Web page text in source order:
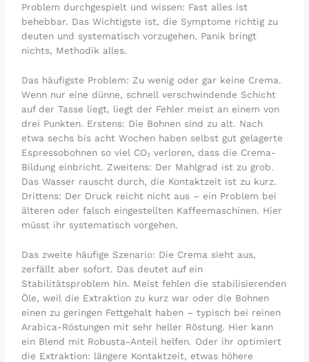
Problem durchgespielt und wissen: Fast alles ist
behebbar. Das Wichtigste ist, die Symptome richtig zu
deuten und systematisch vorzugehen. Panik bringt
nichts, Methodik alles.
Das häufigste Problem: Zu wenig oder gar keine Crema.
Wenn nur eine dünne, schnell verschwindende Schicht
auf der Tasse liegt, liegt der Fehler meist an einem von
drei Punkten. Erstens: Die Bohnen sind zu alt. Nach
etwa sechs bis acht Wochen haben selbst gut gelagerte
Espressobohnen so viel CO₂ verloren, dass die Crema-
Bildung einbricht. Zweitens: Der Mahlgrad ist zu grob.
Das Wasser rauscht durch, die Kontaktzeit ist zu kurz.
Drittens: Der Druck reicht nicht aus – ein Problem bei
älteren oder falsch eingestellten Kaffeemaschinen. Hier
müsst ihr systematisch vorgehen.
Das zweite häufige Szenario: Die Crema sieht aus,
zerfällt aber sofort. Das deutet auf ein
Stabilitätsproblem hin. Meist fehlen die stabilisierenden
Öle, weil die Extraktion zu kurz war oder die Bohnen
einen zu geringen Fettgehalt haben – typisch bei reinen
Arabica-Röstungen mit sehr heller Röstung. Hier kann
ein Blend mit Robusta-Anteil helfen. Oder ihr optimiert
die Extraktion: längere Kontaktzeit, etwas höhere